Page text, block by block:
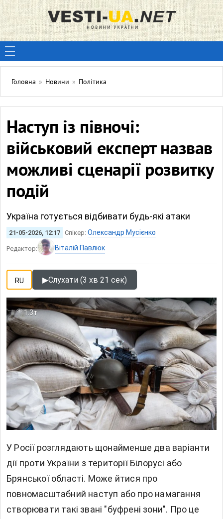
Головна » Новини » Політика
Наступ із півночі:
військовий експерт назвав
можливі сценарії розвитку
подій
Україна готується відбивати будь-які атаки
21-05-2026, 12:17 Спікер: Олександр Мусієнко
Редактор: Віталій Павлюк
RU ▶Слухати (3 хв 21 сек)
1.3т
У Росії розглядають щонайменше два варіанти
дії проти України з території Білорусі або
Брянської області. Може йтися про
повномасштабний наступ або про намагання
створювати такі звані "буфрені зони". Про це